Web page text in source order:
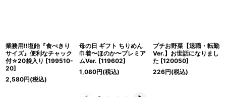
業務用!!塩飴『食べきり
サイズ』便利なチャック
付☆20袋入り [199510-
20]
2,580円(税込)
母の日 ギフト ちりめん
巾着〜ほのか〜プレミア
ムVer. [119602]
1,080円(税込)
プチお野菜【退職・転勤
Ver.】お世話になりまし
た [120050]
226円(税込)